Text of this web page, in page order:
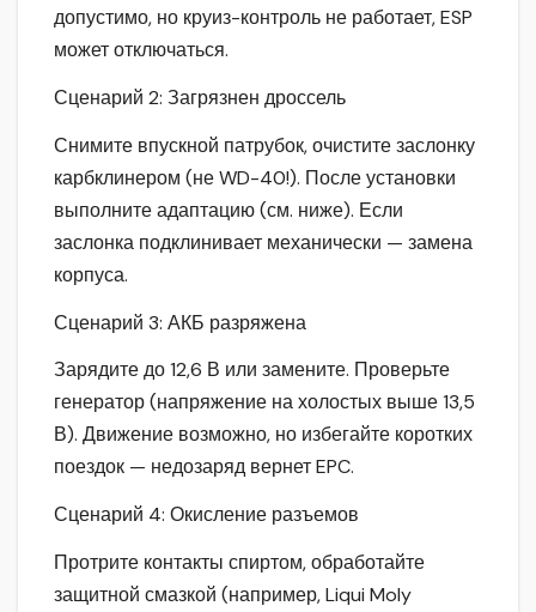
допустимо, но круиз-контроль не работает, ESP
может отключаться.
Сценарий 2: Загрязнен дроссель
Снимите впускной патрубок, очистите заслонку
карбклинером (не WD-40!). После установки
выполните адаптацию (см. ниже). Если
заслонка подклинивает механически — замена
корпуса.
Сценарий 3: АКБ разряжена
Зарядите до 12,6 В или замените. Проверьте
генератор (напряжение на холостых выше 13,5
В). Движение возможно, но избегайте коротких
поездок — недозаряд вернет EPC.
Сценарий 4: Окисление разъемов
Протрите контакты спиртом, обработайте
защитной смазкой (например, Liqui Moly